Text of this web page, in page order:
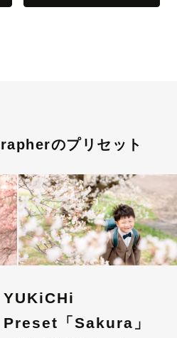
のプリセット
YUKiCHi
Preset「Sakura」